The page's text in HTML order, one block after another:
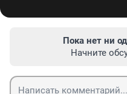
Пока нет ни
Начните